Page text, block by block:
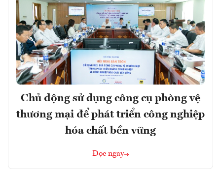
Chủ động sử dụng công cụ phòng vệ
thương mại để phát triển công nghiệp
hóa chất bền vững
Đọc ngay